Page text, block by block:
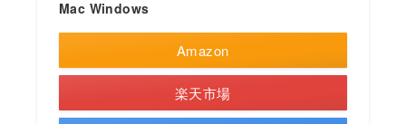
Mac Windows
Amazon
楽天市場